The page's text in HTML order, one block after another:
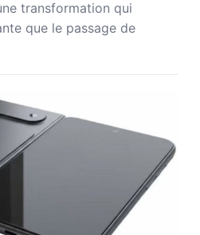
transformation qui
que le passage de